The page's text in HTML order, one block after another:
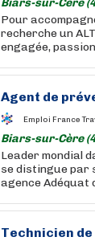
Biars-sur-Cère
Pour
recherche un
engagée,
Agent de
Emploi France
Biars-sur-Cère
Leader mondial
se distingue par
agence Adéquat
Technicien